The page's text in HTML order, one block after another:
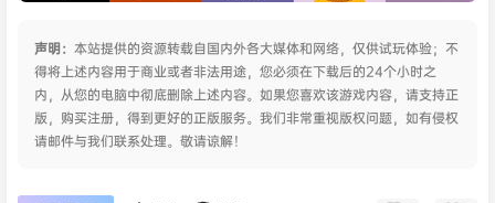
声明： 本站提供的资源转载自国内外各大媒体和网络，仅供试玩体验；不
得将上述内容用于商业或者非法用途，您必须在下载后的24个小时之
内，从您的电脑中彻底删除上述内容。如果您喜欢该游戏内容，请支持正
版，购买注册，得到更好的正版服务。我们非常重视版权问题，如有侵权
请邮件与我们联系处理。敬请谅解！